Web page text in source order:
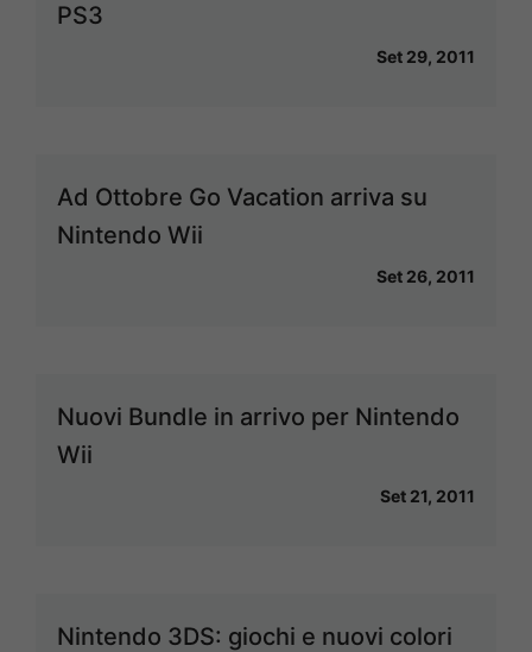
PS3
Set 29, 2011
Ad Ottobre Go Vacation arriva su
Nintendo Wii
Set 26, 2011
Nuovi Bundle in arrivo per Nintendo
Wii
Set 21, 2011
Nintendo 3DS: giochi e nuovi colori